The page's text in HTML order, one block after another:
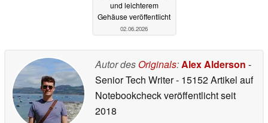
und leichterem
Gehäuse veröffentlicht
02.06.2026
Autor des Originals:Alex Alderson -
Senior Tech Writer- 15152 Artikel auf
Notebookcheck veröffentlichtseit
2018